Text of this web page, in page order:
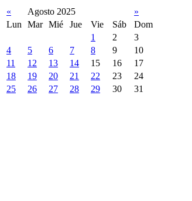
« Agosto 2025
»
Lun
Mar Mié Jue Vie Sáb
Dom
1
2
3
4
5 6 7 8 9
10
11
12 13 14 15 16
17
18
19 20 21 22 23
24
25
26 27 28 29 30 31